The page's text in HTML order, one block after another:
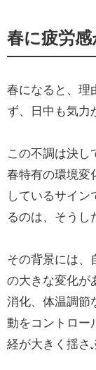
春に疲労
春になると、理
ず、日中も気力
この不調は決し
春特有の環境変
しているサイ
るのは、そうし
その背景には、
の大きな変化が
消化、体温調節
動をコントロー
経が大きく揺さ